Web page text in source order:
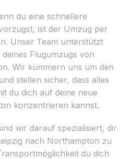
du eine schnellere
ist der Umzug per
Unser Team unterstützt
Flugumzugs von
Wir kümmern uns um den
stellen sicher, dass alles
du dich auf deine neue
konzentrieren kannst.
wir darauf spezialisiert, dir
nach Northampton zu
du dich